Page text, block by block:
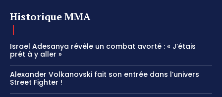
Historique MMA
Israel Adesanya révèle un combat avorté : « J’étais
prêt à y aller »
Alexander Volkanovski fait son entrée dans l’univers
Street Fighter !